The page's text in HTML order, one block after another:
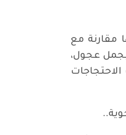
مقارنة مع
عجول،